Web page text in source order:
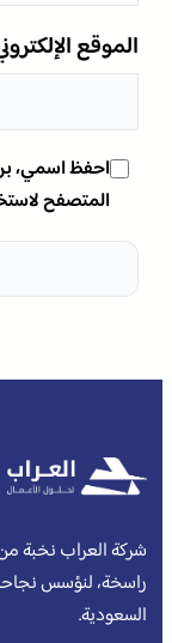
الموقع
احفظ اسمي،
المتصفح
شركة العراب نخبة
راسخة، لنؤسس
السعودية.